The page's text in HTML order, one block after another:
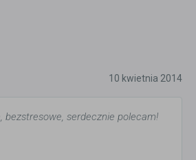
10 kwietnia 2014
bezstresowe, serdecznie polecam!